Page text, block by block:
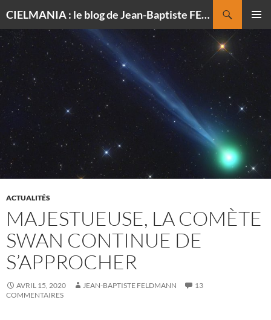
CIELMANIA : le blog de Jean-Baptiste FELDMANN, photographe du ciel
MENU
AU
CONTENU
ACTUALITÉS
MAJESTUEUSE, LA COMÈTE
SWAN CONTINUE DE
S’APPROCHER
AVRIL 15, 2020 JEAN-BAPTISTE FELDMANN
13
COMMENTAIRES